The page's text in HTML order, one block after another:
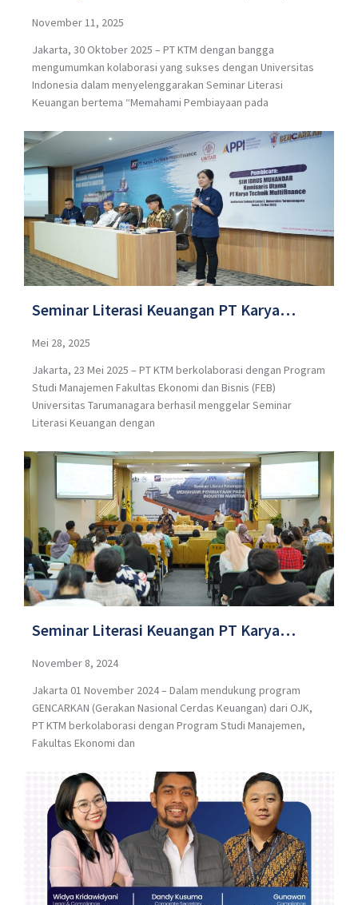
Berkolaborasi dengan Universitas
Indonesia Gelar Seminar Literasi Keuangan
Bertema “Memahami Pembiayaan pada
November 11, 2025
Jakarta, 30 Oktober 2025 – PT KTM dengan bangga
mengumumkan kolaborasi yang sukses dengan Universitas
Indonesia dalam menyelenggarakan Seminar Literasi
Keuangan bertema “Memahami Pembiayaan pada
Seminar Literasi Keuangan PT Karya
Technik Multifinance (PT KTM)
Berkolaborasi dengan Universitas
Tarumanagara dengan tema “Memahami
Mei 28, 2025
Jakarta, 23 Mei 2025 – PT KTM berkolaborasi dengan Program
Studi Manajemen Fakultas Ekonomi dan Bisnis (FEB)
Universitas Tarumanagara berhasil menggelar Seminar
Literasi Keuangan dengan
Seminar Literasi Keuangan PT Karya
Technik Multifinance (PT KTM)
Berkolaborasi dengan Universitas Trisakti
dengan Tema “Memahami Pembiayaan
November 8, 2024
Jakarta 01 November 2024 – Dalam mendukung program
GENCARKAN (Gerakan Nasional Cerdas Keuangan) dari OJK,
PT KTM berkolaborasi dengan Program Studi Manajemen,
Fakultas Ekonomi dan